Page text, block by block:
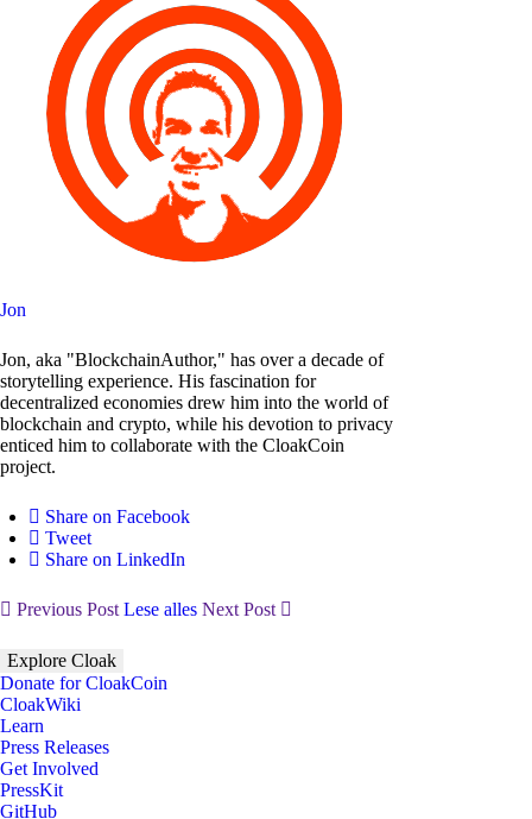
Jon
Jon, aka "BlockchainAuthor," has over a decade of
storytelling experience. His fascination for
decentralized economies drew him into the world of
blockchain and crypto, while his devotion to privacy
enticed him to collaborate with the CloakCoin
project.
Share on Facebook
Tweet
Share on LinkedIn
Previous Post Lese alles Next Post
Explore Cloak
Donate for CloakCoin
CloakWiki
Learn
Press Releases
Get Involved
PressKit
GitHub